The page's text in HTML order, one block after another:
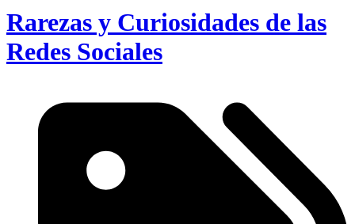
Rarezas y Curiosidades de las
Redes Sociales